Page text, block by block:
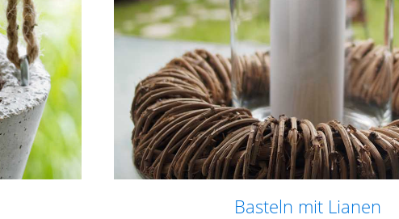
Basteln mit Lianen